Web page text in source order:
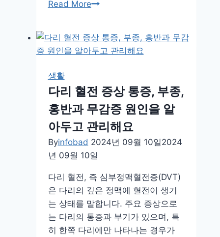
Read More세
청
소
리,
드
럼
부
터
반
까
지
모
두
생활
다리 혈전 증상 통증, 부종,
홍반과 무감증 원인을 알
아두고 관리해요
Byinfobad 2024년 09월 10일2024
년 09월 10일
다리 혈전, 즉 심부정맥혈전증(DVT)
은 다리의 깊은 정맥에 혈전이 생기
는 상태를 말합니다. 주요 증상으로
는 다리의 통증과 부기가 있으며, 특
히 한쪽 다리에만 나타나는 경우가